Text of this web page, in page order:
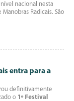
nacional nesta
Radicais. São
entra para a
definitivamente
o 1º Festival